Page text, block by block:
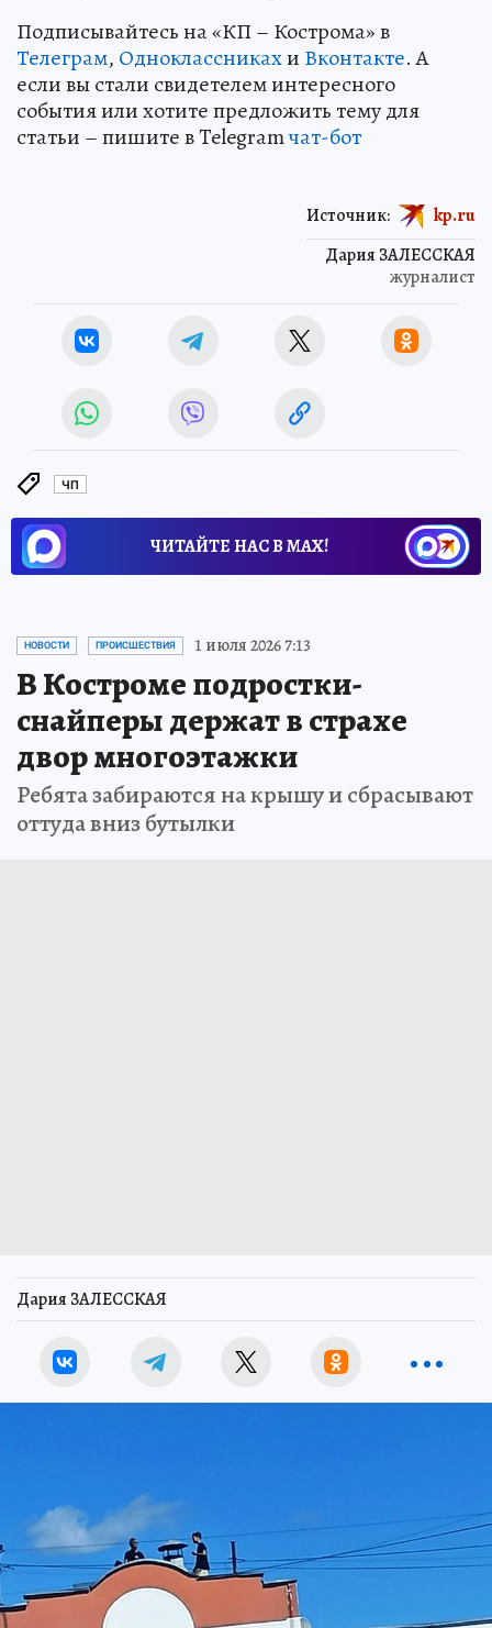
Подписывайтесь на «КП – Кострома» в
Телеграм, Одноклассникахи Вконтакте. А
если вы стали свидетелем интересного
события или хотите предложить тему для
статьи – пишите в Telegramчат-бот
Дария ЗАЛЕССКАЯ
журналист
Источник: kp.ru
ЧП
ЧИТАЙТЕ НАС В МАХ!
НОВОСТИ ПРОИСШЕСТВИЯ 1 июля 2026 7:13
В Костроме подростки-
снайперы держат в страхе
двор многоэтажки
Ребята забираются на крышу и сбрасывают
оттуда вниз бутылки
Дария ЗАЛЕССКАЯ